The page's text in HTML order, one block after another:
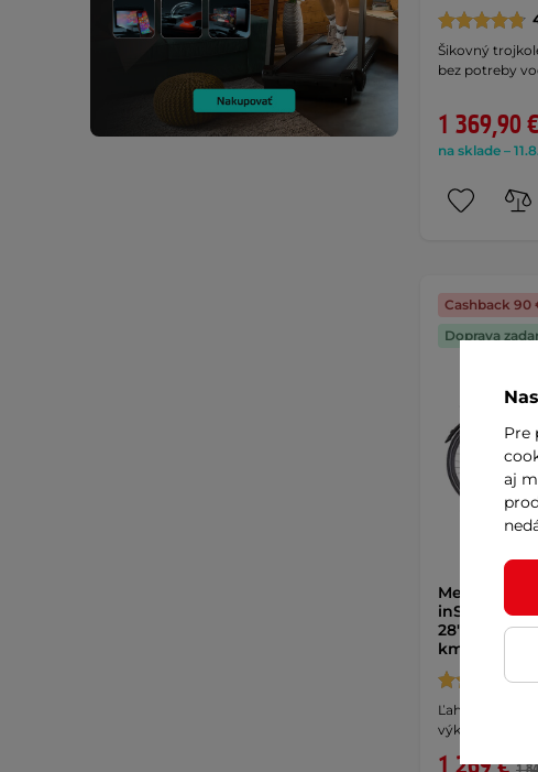
Šikovný
bez potreby
1 369,90 €
na sklade –
Cashback 90
Doprava
Mestský
28" - model
km -
Ľahký
výkonom až
Pre
aj